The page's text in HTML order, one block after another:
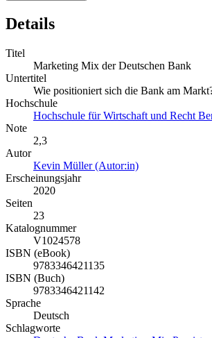
Details
Titel
Marketing Mix der Deutschen Bank
Untertitel
Wie positioniert sich die Bank am
Hochschule
Hochschule für Wirtschaft und Recht
Note
2,3
Autor
Kevin Müller (Autor:in)
Erscheinungsjahr
2020
Seiten
23
Katalognummer
V1024578
ISBN (eBook)
9783346421135
ISBN (Buch)
9783346421142
Sprache
Deutsch
Schlagworte